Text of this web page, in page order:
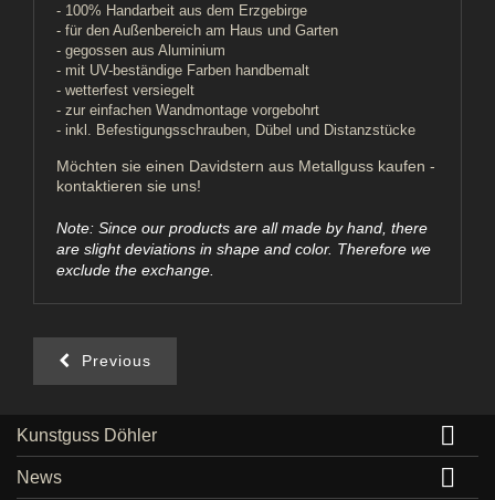
- 100% Handarbeit aus dem Erzgebirge
- für den Außenbereich am Haus und Garten
- gegossen aus Aluminium
- mit UV-beständige Farben handbemalt
- wetterfest versiegelt
- zur einfachen Wandmontage vorgebohrt
- inkl. Befestigungsschrauben, Dübel und Distanzstücke
Möchten sie einen Davidstern aus Metallguss kaufen -
kontaktieren sie uns!
Note: Since our products are all made by hand, there
are slight deviations in shape and color. Therefore we
exclude the exchange.
Previous
Kunstguss Döhler 
News 